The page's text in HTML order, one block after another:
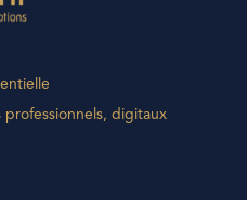
professionnels, digitaux